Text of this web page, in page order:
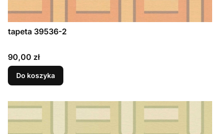
tapeta 39536-2
Cena
90,00 zł
Do koszyka